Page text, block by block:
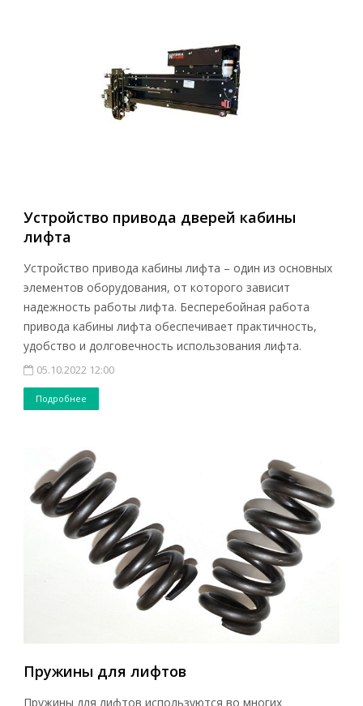
Устройство привода дверей кабины
лифта
Устройство привода кабины лифта – один из основных
элементов оборудования, от которого зависит
надежность работы лифта. Бесперебойная работа
привода кабины лифта обеспечивает практичность,
удобство и долговечность использования лифта.
05.10.2022 12:00
Подробнее
Пружины для лифтов
Пружины для лифтов используются во многих